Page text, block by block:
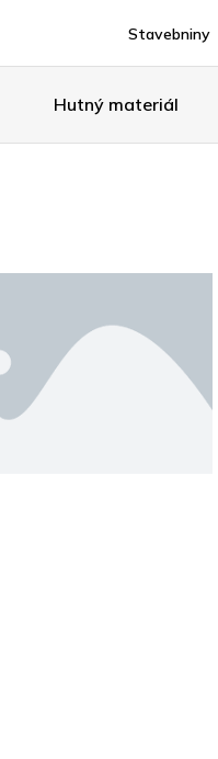
Stavebniny
Hutný materiál